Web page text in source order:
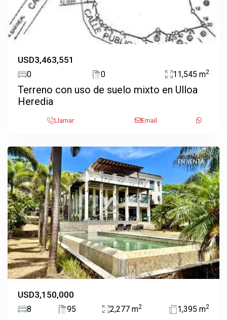
USD3,463,551
0 0 11,545 m2
Terreno con uso de suelo mixto en Ulloa
Heredia
Llamar Email
Previous Next
EN VENTA
USD3,150,000
8 95 2,277 m2 1,395 m2